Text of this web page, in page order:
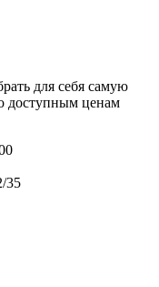
для себя самую
доступным ценам
35